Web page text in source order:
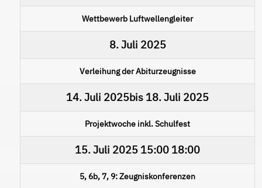
Wettbewerb Luftwellengleiter
8. Juli 2025
Verleihung der Abiturzeugnisse
14. Juli 2025bis 18. Juli 2025
Projektwoche inkl. Schulfest
15. Juli 2025 15:00 18:00
5, 6b, 7, 9: Zeugniskonferenzen